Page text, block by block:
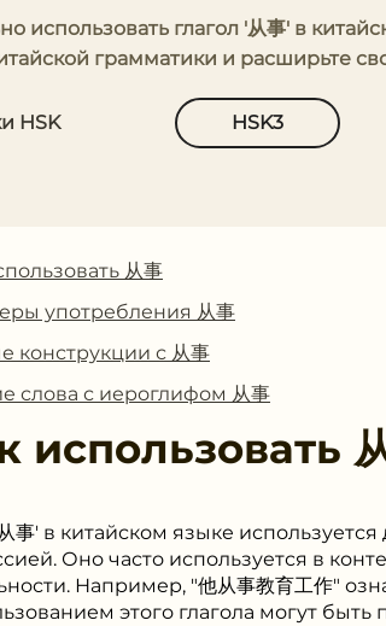
использовать глагол '从事' в
грамматики и расширьте
HSK HSK3
从事
употребления 从事
конструкции с 从事
слова с иероглифом 从事
использовать
事' в китайском языке
Оно часто используется в
Например, "他从事教育工作"
этого глагола могут